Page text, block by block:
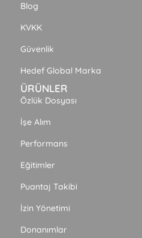
Blog
KVKK
Güvenlik
Hedef Global Marka
ÜRÜNLER
Özlük Dosyası
İşe Alım
Performans
Eğitimler
Puantaj Takibi
İzin Yönetimi
Donanımlar